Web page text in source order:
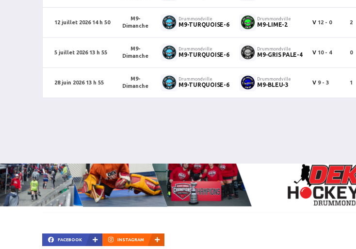
12 juillet 2026 14 h 50
M9-
Dimanche
Drummondville
M9-TURQUOISE-6
Drummondville
M9-LIME-2 V 12 - 0 2
5 juillet 2026 13 h 55
M9-
Dimanche
Drummondville
M9-TURQUOISE-6
Drummondville
M9-GRIS PALE-4 V 10 - 4 0
28 juin 2026 13 h 55
M9-
Dimanche
Drummondville
M9-TURQUOISE-6
Drummondville
M9-BLEU-3 V 9 - 3 1
FACEBOOK INSTAGRAM